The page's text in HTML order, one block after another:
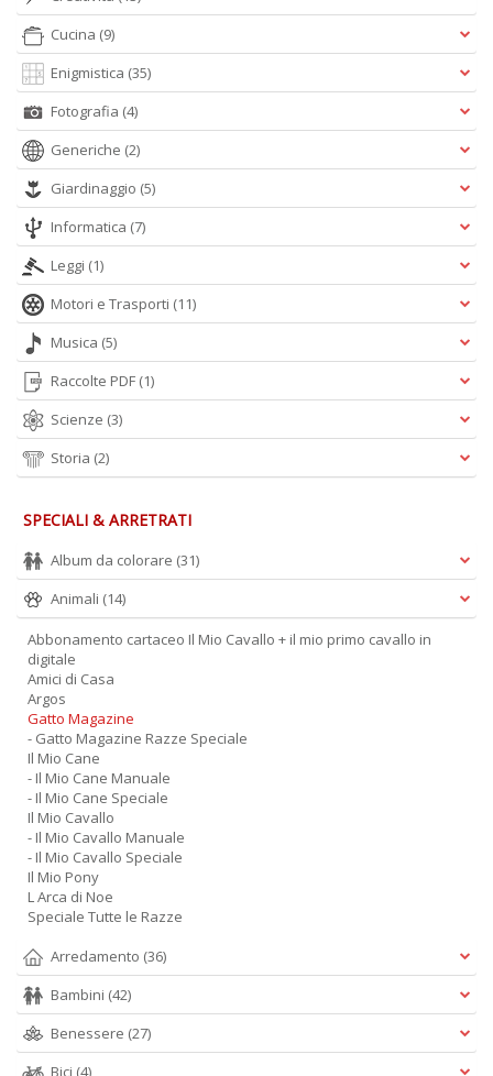
Cucina (9)
Enigmistica (35)
Fotografia (4)
Generiche (2)
Giardinaggio (5)
Informatica (7)
Leggi (1)
Motori e Trasporti (11)
Musica (5)
Raccolte PDF (1)
Scienze (3)
Storia (2)
SPECIALI & ARRETRATI
Album da colorare (31)
Animali (14)
Abbonamento cartaceo Il Mio Cavallo + il mio primo cavallo in
digitale
Amici di Casa
Argos
Gatto Magazine
- Gatto Magazine Razze Speciale
Il Mio Cane
- Il Mio Cane Manuale
- Il Mio Cane Speciale
Il Mio Cavallo
- Il Mio Cavallo Manuale
- Il Mio Cavallo Speciale
Il Mio Pony
L Arca di Noe
Speciale Tutte le Razze
Arredamento (36)
Bambini (42)
Benessere (27)
Bici (4)